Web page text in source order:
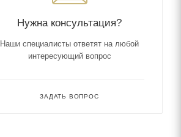
Нужна консультация?
Наши специалисты ответят на любой
интересующий вопрос
ЗАДАТЬ ВОПРОС